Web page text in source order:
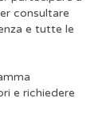
consultare
e tutte le
e richiedere